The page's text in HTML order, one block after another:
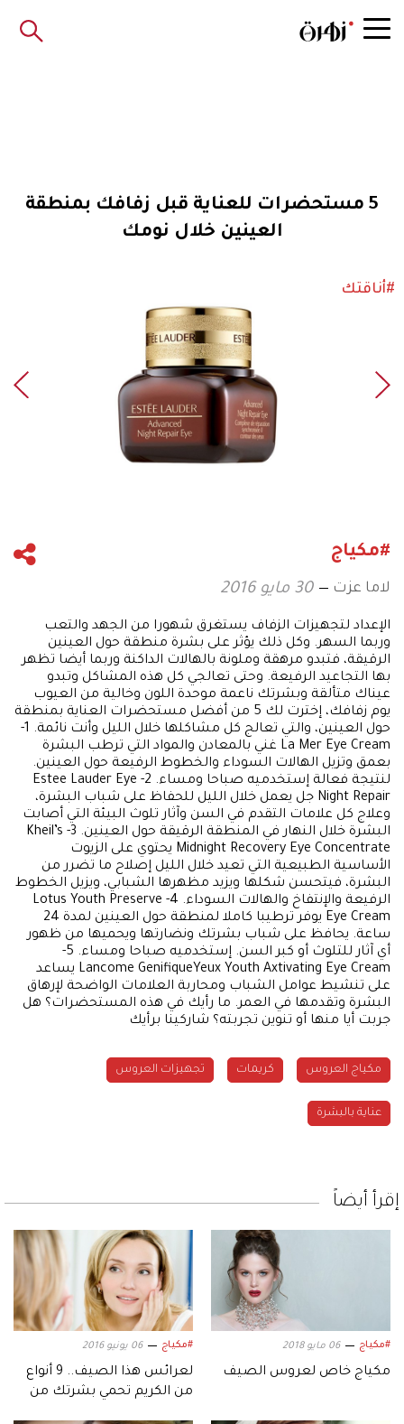
5 مستحضرات للعناية قبل زفافك بمنطقة
العينين خلال نومك
#أناقتك
#مكياج
لاما عزت 30 مايو 2016
الإعداد لتجهيزات الزفاف يستغرق شهورا من الجهد والتعب
وربما السهر. وكل ذلك يؤثر على بشرة منطقة حول العينين
الرقيقة، فتبدو مرهقة وملونة بالهالات الداكنة وربما أيضا تظهر
بها التجاعيد الرفيعة. وحتى تعالجي كل هذه المشاكل وتبدو
عيناك متألقة وبشرتك ناعمة موحدة اللون وخالية من العيوب
يوم زفافك، إخترت لك 5 من أفضل مستحضرات العناية بمنطقة
حول العينين، والتي تعالج كل مشاكلها خلال الليل وأنت نائمة. 1-
La Mer Eye Cream غني بالمعادن والمواد التي ترطب البشرة
بعمق وتزيل الهالات السوداء والخطوط الرفيعة حول العينين.
لنتيجة فعالة إستخدميه صباحا ومساء. 2- Estee Lauder Eye
Night Repair جل يعمل خلال الليل للحفاظ على شباب البشرة،
وعلاج كل علامات التقدم في السن وآثار تلوث البيئة التي أصابت
البشرة خلال النهار في المنطقة الرقيقة حول العينين. 3- Kheil’s
Midnight Recovery Eye Concentrate يحتوي على الزيوت
الأساسية الطبيعية التي تعيد خلال الليل إصلاح ما تضرر من
البشرة، فيتحسن شكلها ويزيد مظهرها الشبابي، ويزيل الخطوط
الرفيعة والإنتفاخ والهالات السوداء. 4- Lotus Youth Preserve
Eye Cream يوفر ترطيبا كاملا لمنطقة حول العينين لمدة 24
ساعة. يحافظ على شباب بشرتك ونضارتها ويحميها من ظهور
أي آثار للتلوث أو كبر السن. إستخدميه صباحا ومساء. 5-
Lancome GenifiqueYeux Youth Axtivating Eye Cream يساعد
على تنشيط عوامل الشباب ومحاربة العلامات الواضحة لإرهاق
البشرة وتقدمها في العمر. ما رأيك في هذه المستحضرات؟ هل
جربت أيا منها أو تنوين تجربته؟ شاركينا برأيك
مكياج العروس كريمات تجهيزات العروس
عناية بالبشرة
إقرأ أيضاً
#مكياج 06 مايو 2018
مكياج خاص لعروس الصيف
#مكياج 06 يونيو 2016
لعرائس هذا الصيف.. 9 أنواع
من الكريم تحمي بشرتك من